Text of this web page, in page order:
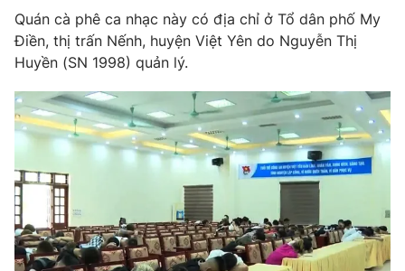
Giải sao mai
Làm đẹp
Chất lượng cuộc sống
Tuyển sinh
Học trực tuyến
Công nghệ
Hitech Công nghệ tương lai
Sản phẩm
Tư vấn
Giao lưu trực tuyến
Lịch phát sóng
Chuyên mục khác
Emagazine Podcast
Quán cà phê ca nhạc này có địa chỉ ở Tổ dân phố My
Điền, thị trấn Nếnh, huyện Việt Yên do Nguyễn Thị
Huyền (SN 1998) quản lý.